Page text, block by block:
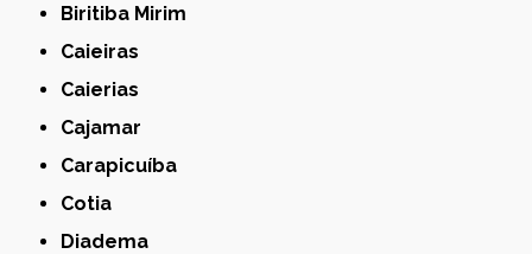
Biritiba Mirim
Caieiras
Caierias
Cajamar
Carapicuíba
Cotia
Diadema